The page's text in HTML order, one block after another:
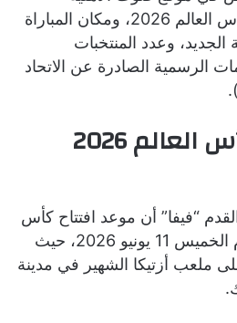
بالتفصيل موعد افتتاح كأس العالم 2026، ومكان المباراة
الجديد، وعدد المنتخبات
الرسمية الصادرة عن الاتحاد
موعد افتتاح كأس العالم 2026
“فيفا” أن موعد افتتاح كأس
العالم 2026 سيكون يوم الخميس 11 يونيو 2026، حيث
على ملعب أزتيكا الشهير في مدينة